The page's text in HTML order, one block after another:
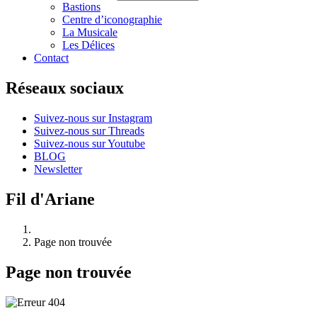
Bastions
Centre d’iconographie
La Musicale
Les Délices
Contact
Réseaux sociaux
Suivez-nous sur Instagram
Suivez-nous sur Threads
Suivez-nous sur Youtube
BLOG
Newsletter
Fil d'Ariane
Page non trouvée
Page non trouvée